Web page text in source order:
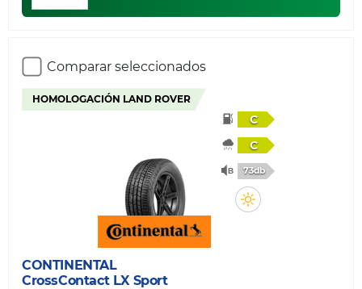
Comparar seleccionados
HOMOLOGACIÓN LAND ROVER
C
C
73db
CONTINENTAL
CrossContact LX Sport